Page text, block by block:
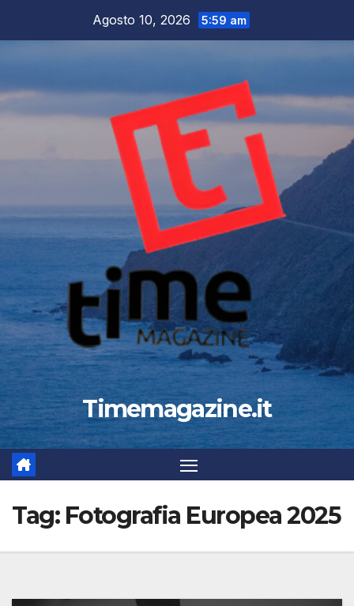
Agosto 10, 2026 5:59 am
Timemagazine.it
Tag: Fotografia Europea 2025